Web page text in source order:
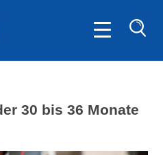
30 bis 36 Monate